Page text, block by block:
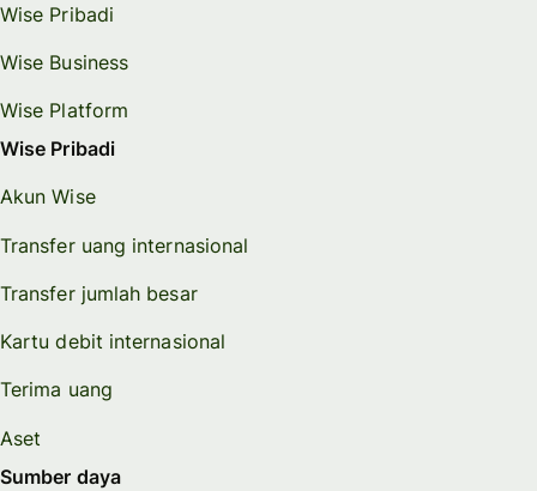
Wise Pribadi
Wise Business
Wise Platform
Wise Pribadi
Akun Wise
Transfer uang internasional
Transfer jumlah besar
Kartu debit internasional
Terima uang
Aset
Sumber daya